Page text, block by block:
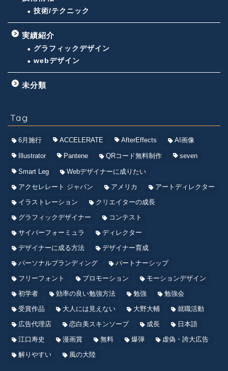
技術/テクニック
実績紹介
グラフィックデザイン
webデザイン
未分類
Tag
6月施行 ACCELERATE AfterEffects AI画像
Illustrator Pantene QRコード無料制作 seven
Smart Leg
Webデザイナーに成りたい
アクセレレート ジャパン
アメリカ
アートディレクター
イラストレーション
クリエイターの成長
グラフィックデザイナー
コンテスト
サイバーフォーミュラ
ディレクター
デザイナーに成る方法
デザイナー育成
パーソナルブランディング
パートナーシップ
フリーフォント
プロモーション
モーションデザイン
初学者
効率の良い勉強方法 勉強
勉強会
受賞作品
大人には見えない 大野大輔
就職活動
広告代理店
恋白美スキンソープ 成長
日本語
江口寿史
漫画賞 無料 爆弾
虚偽・誇大広告
解りやすい
風の大陸